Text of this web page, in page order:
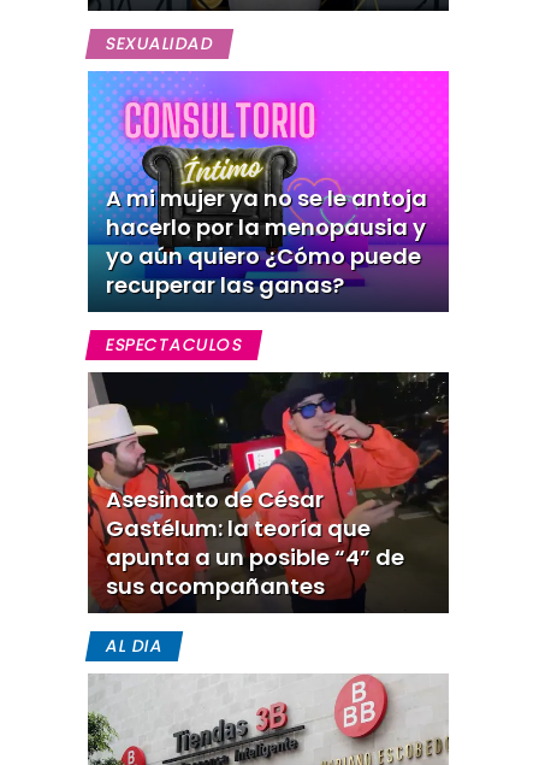
SEXUALIDAD
A mi mujer ya no se le antoja
hacerlo por la menopausia y
yo aún quiero ¿Cómo puede
recuperar las ganas?
ESPECTACULOS
Asesinato de César
Gastélum: la teoría que
apunta a un posible “4” de
sus acompañantes
AL DIA